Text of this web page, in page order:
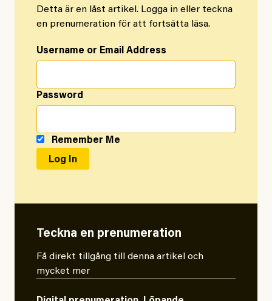
Detta är en låst artikel. Logga in eller teckna
en prenumeration för att fortsätta läsa.
Username or Email Address
Password
Remember Me
Teckna en prenumeration
Få direkt tillgång till denna artikel och
mycket mer